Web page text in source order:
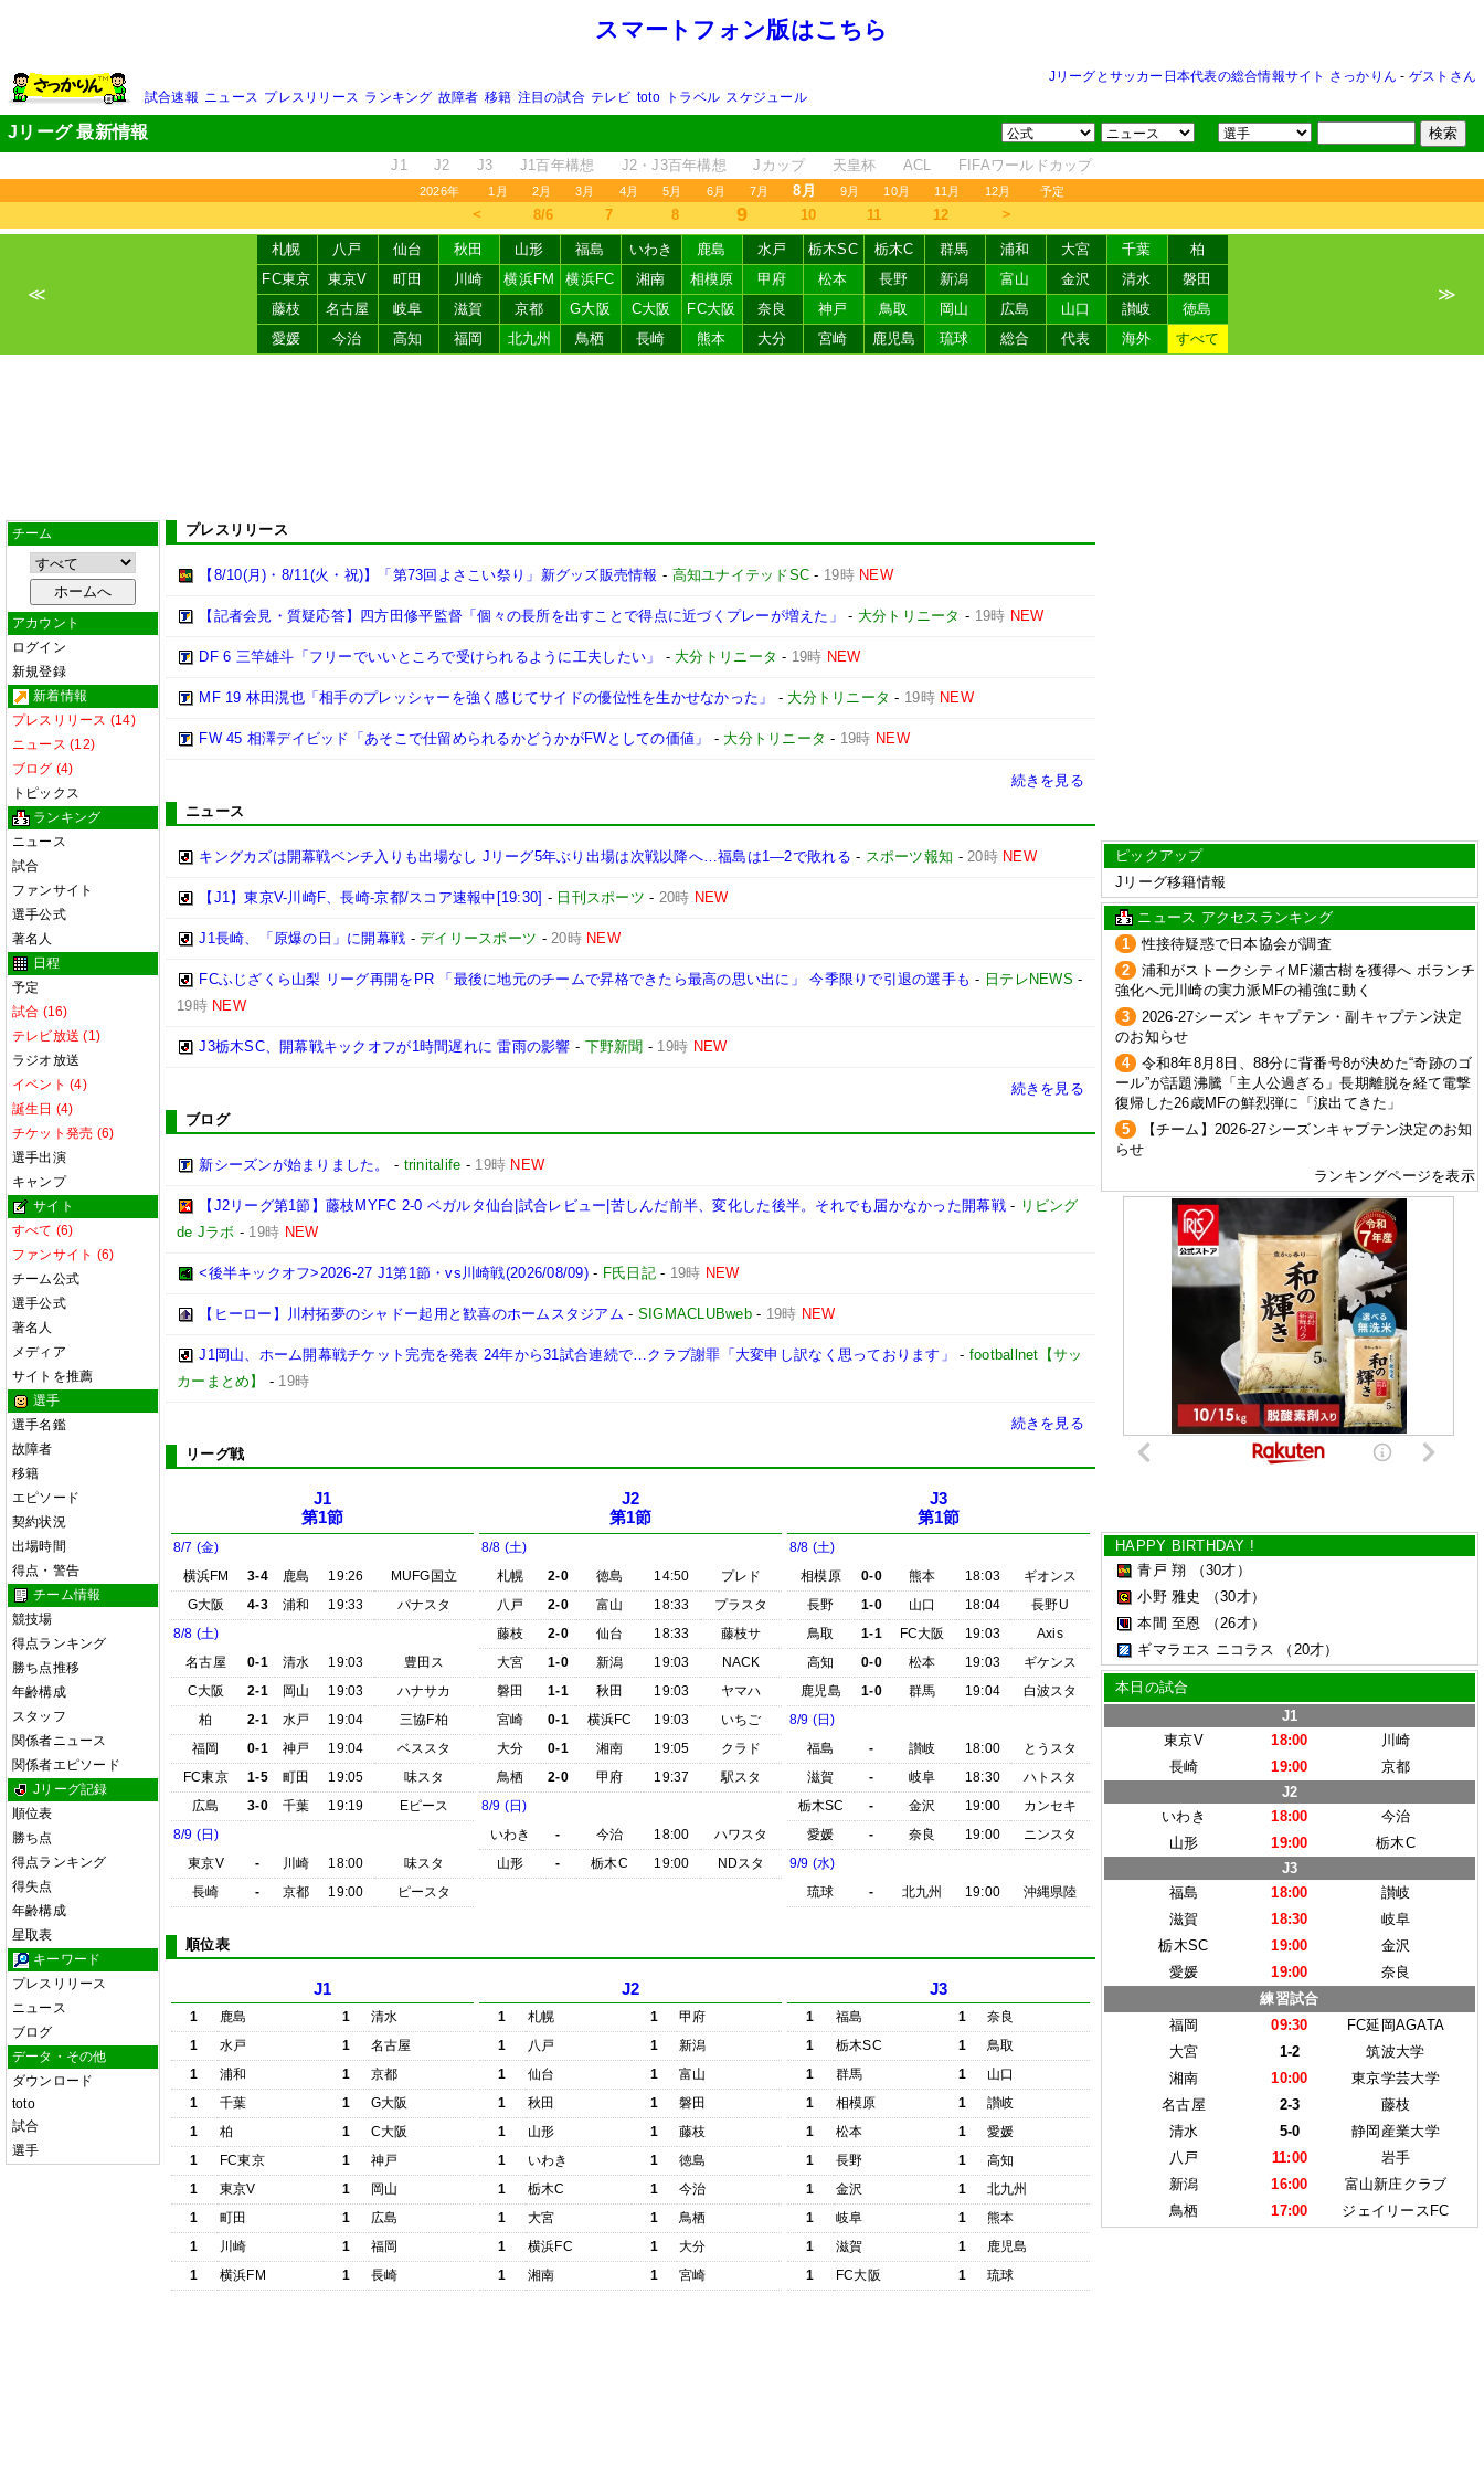
スマートフォン版はこちら
Jリーグとサッカー日本代表の総合情報サイト さっかりん - ゲストさん
試合速報 ニュース プレスリリース ランキング 故障者 移籍 注目の試合 テレビ toto トラベル スケジュール
Jリーグ 最新情報
J1 J2 J3 J1百年構想 J2・J3百年構想 Jカップ 天皇杯 ACL FIFAワールドカップ
2026年 1月 2月 3月 4月 5月 6月 7月 8月 9月 10月 11月 12月 予定
＜ 8/6 7 8 9 10 11 12 ＞
≪
札幌 八戸 仙台 秋田 山形 福島 いわき 鹿島 水戸 栃木SC 栃木C 群馬 浦和 大宮 千葉
柏
FC東京
東京V 町田 川崎 横浜FM 横浜FC 湘南 相模原 甲府 松本 長野 新潟 富山 金沢 清水
磐田
藤枝
名古屋 岐阜 滋賀 京都 G大阪 C大阪 FC大阪 奈良 神戸 鳥取 岡山 広島 山口 讃岐
徳島
愛媛
今治 高知 福岡 北九州 鳥栖 長崎 熊本 大分 宮崎 鹿児島 琉球 総合 代表 海外 すべて
≫
チーム
アカウント
ログイン
新規登録
新着情報
プレスリリース (14)
ニュース (12)
ブログ (4)
トピックス
ランキング
ニュース
試合
ファンサイト
選手公式
著名人
日程
予定
試合 (16)
テレビ放送 (1)
ラジオ放送
イベント (4)
誕生日 (4)
チケット発売 (6)
選手出演
キャンプ
サイト
すべて (6)
ファンサイト (6)
チーム公式
選手公式
著名人
メディア
サイトを推薦
選手
選手名鑑
故障者
移籍
エピソード
契約状況
出場時間
得点・警告
チーム情報
競技場
得点ランキング
勝ち点推移
年齢構成
スタッフ
関係者ニュース
関係者エピソード
Jリーグ記録
順位表
勝ち点
得点ランキング
得失点
年齢構成
星取表
キーワード
プレスリリース
ニュース
ブログ
データ・その他
ダウンロード
toto
試合
選手
プレスリリース
【8/10(月)・8/11(火・祝)】「第73回よさこい祭り」新グッズ販売情報 - 高知ユナイテッドSC - 19時 NEW
【記者会見・質疑応答】四方田修平監督「個々の長所を出すことで得点に近づくプレーが増えた」 - 大分トリニータ - 19時 NEW
DF 6 三竿雄斗「フリーでいいところで受けられるように工夫したい」 - 大分トリニータ - 19時 NEW
MF 19 林田滉也「相手のプレッシャーを強く感じてサイドの優位性を生かせなかった」 - 大分トリニータ - 19時 NEW
FW 45 相澤デイビッド「あそこで仕留められるかどうかがFWとしての価値」 - 大分トリニータ - 19時 NEW
続きを見る
ニュース
キングカズは開幕戦ベンチ入りも出場なし Jリーグ5年ぶり出場は次戦以降へ…福島は1―2で敗れる - スポーツ報知 -20時 NEW
【J1】東京V-川崎F、長崎-京都/スコア速報中[19:30] - 日刊スポーツ - 20時 NEW
J1長崎、「原爆の日」に開幕戦 -デイリースポーツ -20時 NEW
FCふじざくら山梨 リーグ再開をPR 「最後に地元のチームで昇格できたら最高の思い出に」 今季限りで引退の選手も - 日テレNEWS -
19時 NEW
J3栃木SC、開幕戦キックオフが1時間遅れに 雷雨の影響 - 下野新聞 - 19時 NEW
続きを見る
ブログ
新シーズンが始まりました。 - trinitalife - 19時 NEW
【J2リーグ第1節】藤枝MYFC 2-0 ベガルタ仙台|試合レビュー|苦しんだ前半、変化した後半。それでも届かなかった開幕戦- リビング
de Jラボ - 19時 NEW
<後半キックオフ>2026-27 J1第1節・vs川崎戦(2026/08/09)- F氏日記- 19時 NEW
【ヒーロー】川村拓夢のシャドー起用と歓喜のホームスタジアム - SIGMACLUBweb - 19時 NEW
J1岡山、ホーム開幕戦チケット完売を発表 24年から31試合連続で…クラブ謝罪「大変申し訳なく思っております」 - footballnet【サッ
カーまとめ】
- 19時
続きを見る
リーグ戦
J1
第1節
8/7 (金)
横浜FM
3-4 鹿島 19:26
MUFG国立
G大阪
4-3 浦和 19:33
パナスタ
8/8 (土)
名古屋
0-1 清水 19:03
豊田ス
C大阪
2-1 岡山 19:03
ハナサカ
柏
2-1 水戸 19:04
三協F柏
福岡
0-1 神戸 19:04
ベススタ
FC東京
1-5 町田 19:05
味スタ
広島
3-0 千葉 19:19
Eピース
8/9 (日)
東京V
- 川崎 18:00
味スタ
長崎
- 京都 19:00 ピースタ
J2
第1節
8/8 (土)
札幌
2-0 徳島 14:50
プレド
八戸
2-0 富山 18:33
プラスタ
藤枝
2-0 仙台 18:33
藤枝サ
大宮
1-0 新潟 19:03
NACK
磐田
1-1 秋田 19:03
ヤマハ
宮崎
0-1 横浜FC 19:03
いちご
大分
0-1 湘南 19:05
クラド
鳥栖
2-0 甲府 19:37
駅スタ
8/9 (日)
いわき
- 今治 18:00
ハワスタ
山形
- 栃木C 19:00 NDスタ
J3
第1節
8/8 (土)
相模原
0-0 熊本 18:03
ギオンス
長野
1-0 山口 18:04
長野U
鳥取
1-1 FC大阪 19:03
Axis
高知
0-0 松本 19:03
ギケンス
鹿児島
1-0 群馬 19:04
白波スタ
8/9 (日)
福島
- 讃岐 18:00
とうスタ
滋賀
- 岐阜 18:30
ハトスタ
栃木SC
- 金沢 19:00
カンセキ
愛媛
- 奈良 19:00
ニンスタ
9/9 (水)
琉球
- 北九州 19:00 沖縄県陸
順位表
J1
1 鹿島 1
清水
1
水戸 1
名古屋
1
浦和 1
京都
1
千葉 1
G大阪
1
柏 1
C大阪
1
FC東京 1
神戸
1
東京V 1
岡山
1
町田 1
広島
1
川崎 1
福岡
1
横浜FM 1 長崎
J2
1 札幌 1
甲府
1
八戸 1
新潟
1
仙台 1
富山
1
秋田 1
磐田
1
山形 1
藤枝
1
いわき 1
徳島
1
栃木C 1
今治
1
大宮 1
鳥栖
1
横浜FC 1
大分
1
湘南 1 宮崎
J3
1 福島 1
奈良
1
栃木SC 1
鳥取
1
群馬 1
山口
1
相模原 1
讃岐
1
松本 1
愛媛
1
長野 1
高知
1
金沢 1
北九州
1
岐阜 1
熊本
1
滋賀 1
鹿児島
1
FC大阪 1 琉球
ピックアップ
Jリーグ移籍情報
ニュース アクセスランキング
1
性接待疑惑で日本協会が調査
2
浦和がストークシティMF瀬古樹を獲得へ ボランチ
強化へ元川崎の実力派MFの補強に動く
3
2026-27シーズン キャプテン・副キャプテン決定
のお知らせ
4
令和8年8月8日、88分に背番号8が決めた“奇跡のゴ
ール”が話題沸騰「主人公過ぎる」長期離脱を経て電撃
復帰した26歳MFの鮮烈弾に「涙出てきた」
5
【チーム】2026-27シーズンキャプテン決定のお知
らせ
ランキングページを表示
HAPPY BIRTHDAY !
青戸 翔
（30才）
小野 雅史
（30才）
本間 至恩
（26才）
ギマラエス ニコラス
（20才）
本日の試合
J1
東京V
18:00
川崎
長崎
19:00
京都
J2
いわき
18:00
今治
山形
19:00
栃木C
J3
福島
18:00
讃岐
滋賀
18:30
岐阜
栃木SC
19:00
金沢
愛媛
19:00
奈良
練習試合
福岡
09:30
FC延岡AGATA
大宮
1-2
筑波大学
湘南
10:00
東京学芸大学
名古屋
2-3
藤枝
清水
5-0
静岡産業大学
八戸
11:00
岩手
新潟
16:00
富山新庄クラブ
鳥栖
17:00 ジェイリースFC